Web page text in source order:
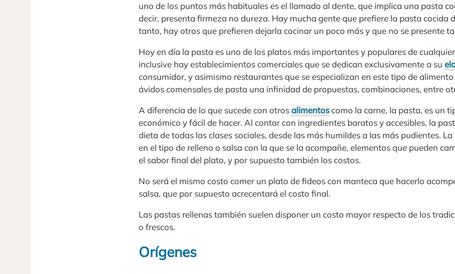
uno de los puntos más habituales es el llamado al dente, que implica una pasta
decir, presenta firmeza no dureza. Hay mucha gente que prefiere la pasta cocida
tanto, hay otros que prefieren dejarla cocinar un poco más y que no se presente
Hoy en día la pasta es uno de los platos más importantes y populares de
inclusive hay establecimientos comerciales que se dedican exclusivamente a su
consumidor, y asimismo restaurantes que se especializan en este tipo de
ávidos comensales de pasta una infinidad de propuestas, combinaciones, entre
A diferencia de lo que sucede con otrosalimentoscomo la carne, la pasta, es un
económico y fácil de hacer. Al contar con ingredientes baratos y accesibles, la
dieta de todas las clases sociales, desde las más humildes a las más pudientes.
en el tipo de relleno o salsa con la que se la acompañe, elementos que pueden
el sabor final del plato, y por supuesto también los costos.
No será el mismo costo comer un plato de fideos con manteca que hacerlo
salsa, que por supuesto acrecentará el costo final.
Las pastas rellenas también suelen disponer un costo mayor respecto de los
o frescos.
Orígenes